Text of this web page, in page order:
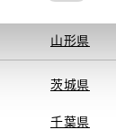
山形県
茨城県
千葉県